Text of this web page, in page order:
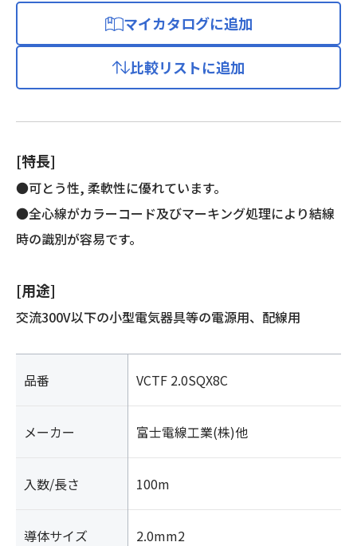
丸
コ
マイカタログに追加
比較リストに追加
[特長]
●可とう性, 柔軟性に優れています。
●全心線がカラーコード及びマーキング処理により結線
時の識別が容易です。
[用途]
交流300V以下の小型電気器具等の電源用、配線用
品番 VCTF 2.0SQX8C
メーカー 富士電線工業(株)他
入数/長さ 100m
導体サイズ 2.0mm2